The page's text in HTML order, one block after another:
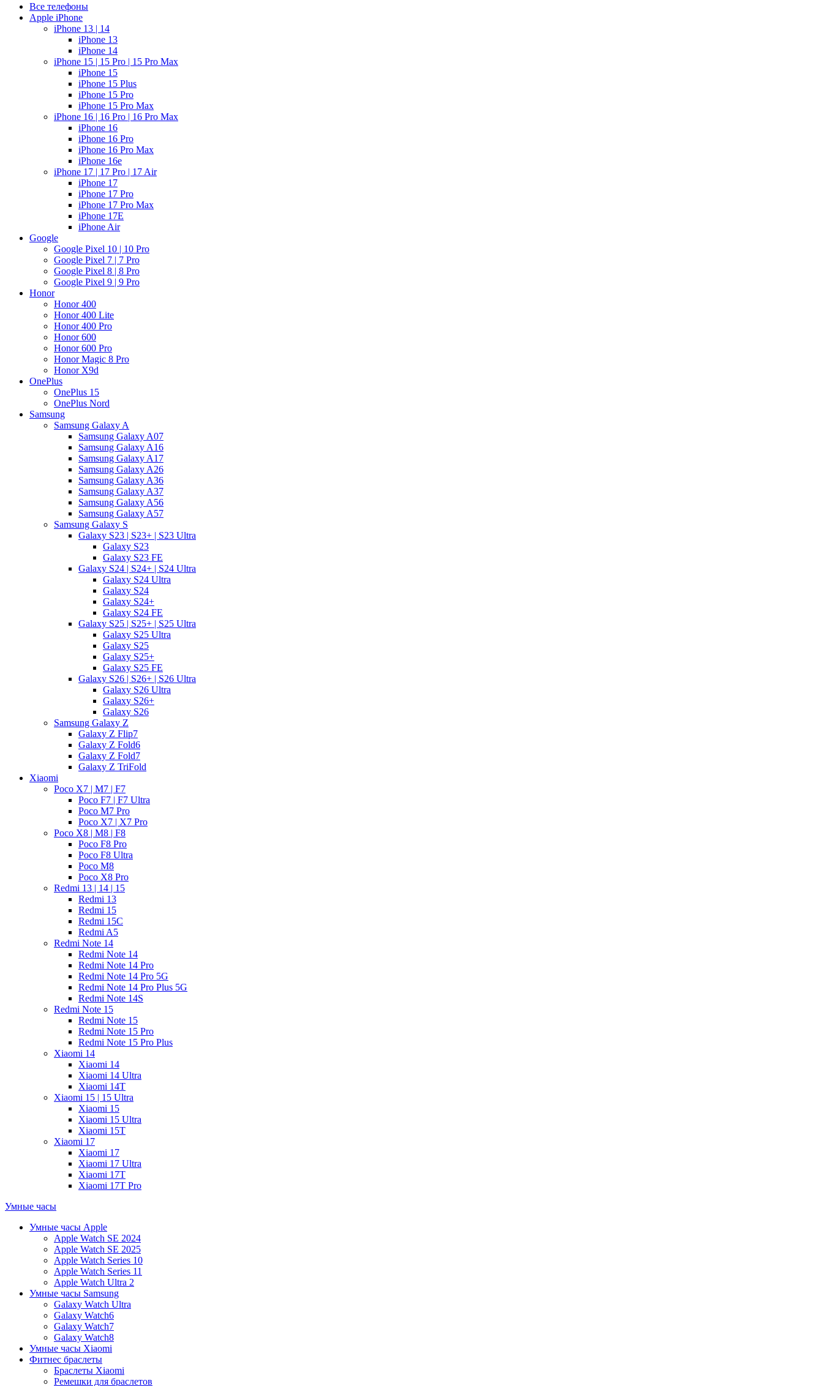
Все телефоны
Apple iPhone
iPhone 13 | 14
iPhone 13
iPhone 14
iPhone 15 | 15 Pro | 15 Pro Max
iPhone 15
iPhone 15 Plus
iPhone 15 Pro
iPhone 15 Pro Max
iPhone 16 | 16 Pro | 16 Pro Max
iPhone 16
iPhone 16 Pro
iPhone 16 Pro Max
iPhone 16e
iPhone 17 | 17 Pro | 17 Air
iPhone 17
iPhone 17 Pro
iPhone 17 Pro Max
iPhone 17E
iPhone Air
Google
Google Pixel 10 | 10 Pro
Google Pixel 7 | 7 Pro
Google Pixel 8 | 8 Pro
Google Pixel 9 | 9 Pro
Honor
Honor 400
Honor 400 Lite
Honor 400 Pro
Honor 600
Honor 600 Pro
Honor Magic 8 Pro
Honor X9d
OnePlus
OnePlus 15
OnePlus Nord
Samsung
Samsung Galaxy A
Samsung Galaxy A07
Samsung Galaxy A16
Samsung Galaxy A17
Samsung Galaxy A26
Samsung Galaxy A36
Samsung Galaxy A37
Samsung Galaxy A56
Samsung Galaxy A57
Samsung Galaxy S
Galaxy S23 | S23+ | S23 Ultra
Galaxy S23
Galaxy S23 FE
Galaxy S24 | S24+ | S24 Ultra
Galaxy S24 Ultra
Galaxy S24
Galaxy S24+
Galaxy S24 FE
Galaxy S25 | S25+ | S25 Ultra
Galaxy S25 Ultra
Galaxy S25
Galaxy S25+
Galaxy S25 FE
Galaxy S26 | S26+ | S26 Ultra
Galaxy S26 Ultra
Galaxy S26+
Galaxy S26
Samsung Galaxy Z
Galaxy Z Flip7
Galaxy Z Fold6
Galaxy Z Fold7
Galaxy Z TriFold
Xiaomi
Poco X7 | M7 | F7
Poco F7 | F7 Ultra
Poco M7 Pro
Poco X7 | X7 Pro
Poco X8 | M8 | F8
Poco F8 Pro
Poco F8 Ultra
Poco M8
Poco X8 Pro
Redmi 13 | 14 | 15
Redmi 13
Redmi 15
Redmi 15C
Redmi A5
Redmi Note 14
Redmi Note 14
Redmi Note 14 Pro
Redmi Note 14 Pro 5G
Redmi Note 14 Pro Plus 5G
Redmi Note 14S
Redmi Note 15
Redmi Note 15
Redmi Note 15 Pro
Redmi Note 15 Pro Plus
Xiaomi 14
Xiaomi 14
Xiaomi 14 Ultra
Xiaomi 14T
Xiaomi 15 | 15 Ultra
Xiaomi 15
Xiaomi 15 Ultra
Xiaomi 15T
Xiaomi 17
Xiaomi 17
Xiaomi 17 Ultra
Xiaomi 17T
Xiaomi 17T Pro
Умные часы
Умные часы Apple
Apple Watch SE 2024
Apple Watch SE 2025
Apple Watch Series 10
Apple Watch Series 11
Apple Watch Ultra 2
Умные часы Samsung
Galaxy Watch Ultra
Galaxy Watch6
Galaxy Watch7
Galaxy Watch8
Умные часы Xiaomi
Фитнес браслеты
Браслеты Xiaomi
Ремешки для браслетов